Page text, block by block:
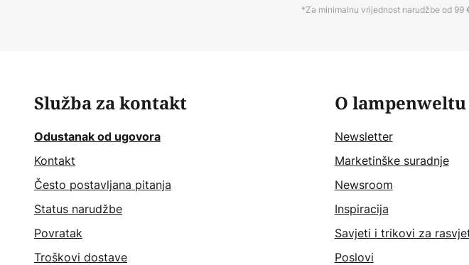
*Za minimalnu vrijednost narudžbe od 99
Služba za kontakt
Odustanak od ugovora
Kontakt
Često postavljana pitanja
Status narudžbe
Povratak
Troškovi dostave
O lampenweltu
Newsletter
Marketinške suradnje
Newsroom
Inspiracija
Savjeti i trikovi za
Poslovi